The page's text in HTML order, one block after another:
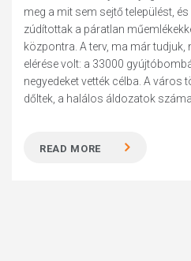
meg a mit sem sejtő települést,
zúdítottak a páratlan
központra. A terv, ma már tudjuk,
elérése volt: a 33000
negyedeket vették célba. A város
dőltek, a halálos áldozatok
READ MORE